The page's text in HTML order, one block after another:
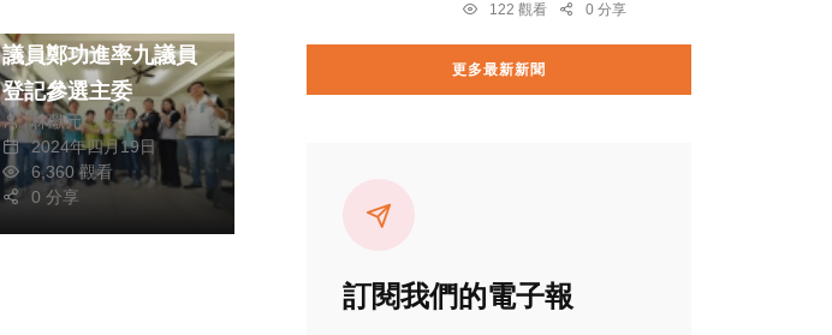
議員鄭功進率九議員
登記參選主委
林獻元
2024年四月19日
6,360 觀看
0 分享
122 觀看
0 分享
更多最新新聞
訂閱我們的電子報